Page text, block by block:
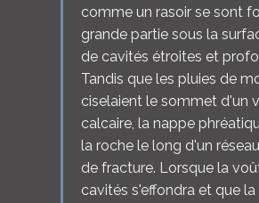
comme un rasoir se sont
grande partie sous la
de cavités étroites et
Tandis que les pluies de
ciselaient le sommet d'un
calcaire, la nappe
la roche le long d'un
de fracture. Lorsque la
cavités s'effondra et que